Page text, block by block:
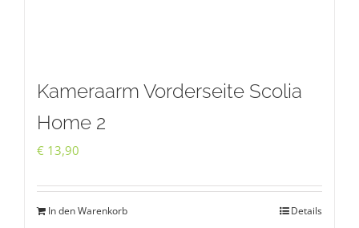
Kameraarm Vorderseite Scolia
Home 2
€ 13,90
In den Warenkorb Details